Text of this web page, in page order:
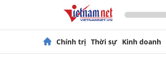
Chính trị Thời sự Kinh doanh